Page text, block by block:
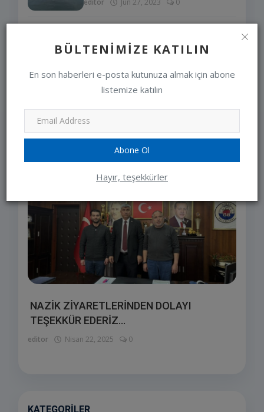
BÜLTENIMIZE KATILIN
En son haberleri e-posta kutunuza almak için abone
listemize katılın
Abone Ol
Hayır, teşekkürler
editor Jun 27, 2023 0
ÇALIŞTIRMADAN ÖNCE KAPUTA
editor Jan 10, 2024 0
SEÇIMLERIMIZ
NAZİK ZİYARETLERİNDEN DOLAYI
TEŞEKKÜR EDERİZ...
editor Nisan 22, 2025 0
KATEGORILER